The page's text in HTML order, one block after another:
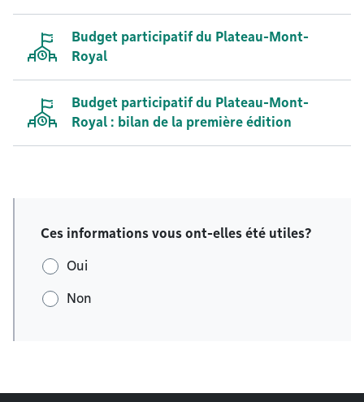
Budget participatif du Plateau-Mont-
Royal
Budget participatif du Plateau-Mont-
Royal : bilan de la première édition
Ces informations vous ont-elles été utiles?
Oui
Non